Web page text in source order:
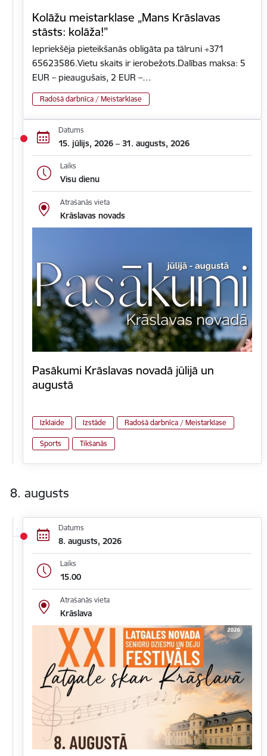
Kolāžu meistarklase „Mans Krāslavas
stāsts: kolāža!”
Iepriekšēja pieteikšanās obligāta pa tālruni +371
65623586.Vietu skaits ir ierobežots.Dalības maksa: 5
EUR – pieaugušais, 2 EUR –…
Radošā darbnīca / Meistarklase
Datums
15. jūlijs, 2026 – 31. augusts, 2026
Laiks
Visu dienu
Atrašanās vieta
Krāslavas novads
Pasākumi Krāslavas novadā jūlijā un
augustā
Izklaide Izstāde Radošā darbnīca / Meistarklase
Sports Tikšanās
8. augusts
Datums
8. augusts, 2026
Laiks
15.00
Atrašanās vieta
Krāslava